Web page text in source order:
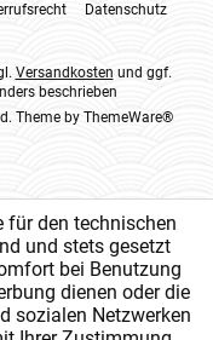
Datenschutz
Versandkosten und ggf.
beschrieben
Theme by ThemeWare®
für den technischen
und stets gesetzt
bei Benutzung
dienen oder die
sozialen Netzwerken